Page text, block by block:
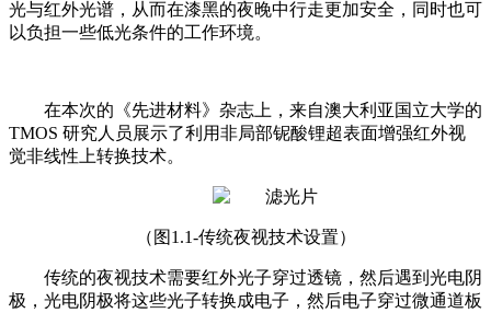
光与红外光谱，从而在漆黑的夜晚中行走更加安全，同时也可
以负担一些低光条件的工作环境。
在本次的《先进材料》杂志上，来自澳大利亚国立大学的
TMOS 研究人员展示了利用非局部铌酸锂超表面增强红外视
觉非线性上转换技术。
（图1.1-传统夜视技术设置）
传统的夜视技术需要红外光子穿过透镜，然后遇到光电阴
极，光电阴极将这些光子转换成电子，然后电子穿过微通道板